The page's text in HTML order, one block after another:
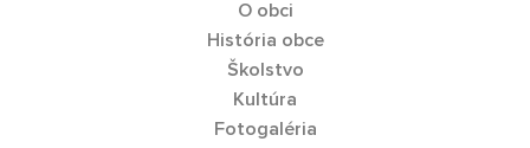
O obci
História obce
Školstvo
Kultúra
Fotogaléria